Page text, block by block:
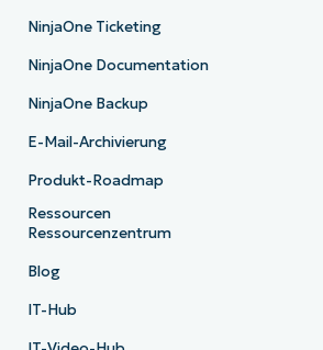
NinjaOne Ticketing
NinjaOne Documentation
NinjaOne Backup
E-Mail-Archivierung
Produkt-Roadmap
Ressourcen
Ressourcenzentrum
Blog
IT-Hub